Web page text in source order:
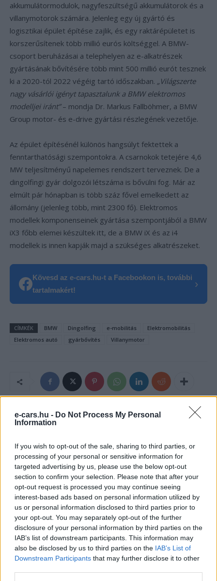
e-cars.hu - Do Not Process My Personal
Information
If you wish to opt-out of the sale, sharing to third parties, or
processing of your personal or sensitive information for
targeted advertising by us, please use the below opt-out
section to confirm your selection. Please note that after your
opt-out request is processed you may continue seeing
interest-based ads based on personal information utilized by
us or personal information disclosed to third parties prior to
your opt-out. You may separately opt-out of the further
disclosure of your personal information by third parties on the
IAB’s list of downstream participants. This information may
also be disclosed by us to third parties on the IAB’s List of
Downstream Participants that may further disclose it to other
akkumulátormodulok, nagyfeszültségű akkumulátorok és a
villanymotorok számára. Jelenleg egy új gyártó és
logisztikai épület építése zajlik, és egy raktárépületet is
korszerűsítenek több millió eurós költséggel. A BMW-
csoport beruházásai a telephelyen az e-alkatrészek
gyártásának bővítésére több mint 500 millió eurót tesznek
ki a 2020-tól 2022 végéig tartó időszakban. „Világszerte
nagy vásárlói igényt tapasztalunk a BMW elektromos
modelljei iránt”– mondja Dr. Markus Fallböhmer, a BMW
Group motor- és e-drive gyártási részlegének vezetője.
Az épület építésénél különös hangsúlyt fektettek a
fenntarthatósági szempontokra. A csarnokok tetejére 4,6
MW teljesítményű napelemes rendszert terveznek. De a
dingolfingi gyár dolgozói létszáma is bővülni fog. Már az
elmúlt pár hónapban is több száz fővel emelkedett az
állomány (jelenleg több, mint 2300 fő). Elektromos
modellek komponenseinek gyártása szempontjából a BMW
iX3 főbb elemei készültek itt, de a BMW iX és az i4
modellek is innen kapják majd a szükséges alkatrészeket.
Kövesd az e-cars.hu-t a Facebookon is, további
tartalmakért!
›
CÍMKÉK BMW Dingolfing e-mobilitás
Elektromobilitás
Elektromos autó
gyárbővítés Villanymotor
Eriqo
Főállásban Informatikus kocka, de lelkében elkötelezett gamer,
kütyü és immár e-autó rajongó!
KAPCSOLÓDÓ CIKKEK TÖBB A SZERZŐTŐL